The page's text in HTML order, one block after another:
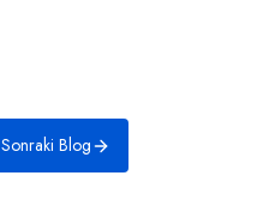
Sonraki Blog